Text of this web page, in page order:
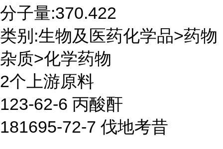
分子量:370.422
类别:生物及医药化学品>药物
杂质>化学药物
2个上游原料
123-62-6 丙酸酐
181695-72-7 伐地考昔